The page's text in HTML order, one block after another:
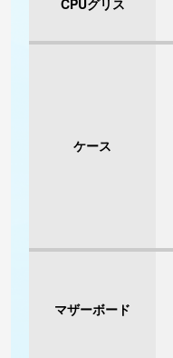
CPUグリス
ケース
マザーボード